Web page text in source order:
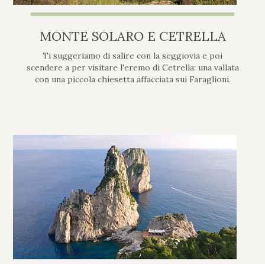
MONTE SOLARO E CETRELLA
Ti suggeriamo di salire con la seggiovia e poi
scendere a per visitare l'eremo di Cetrella: una vallata
con una piccola chiesetta affacciata sui Faraglioni.